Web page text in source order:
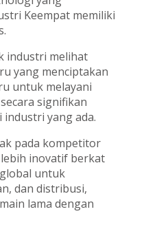
Keempat memiliki
industri melihat
yang menciptakan
untuk melayani
signifikan
yang ada.
pada kompetitor
inovatif berkat
untuk
dan distribusi,
lama dengan